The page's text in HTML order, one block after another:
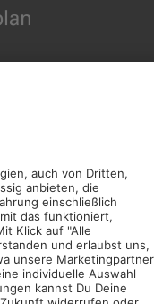
Anleitungen!